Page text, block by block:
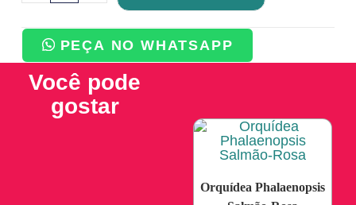
PEÇA NO WHATSAPP
Você pode
gostar
Orquídea Phalaenopsis